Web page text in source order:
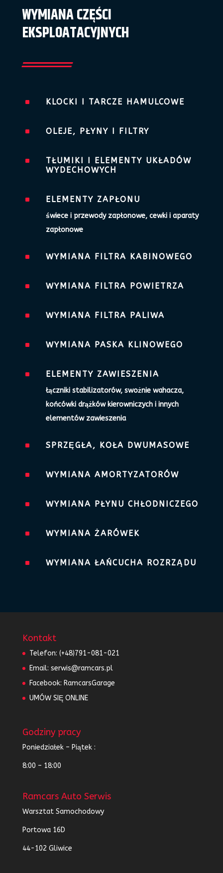
WYMIANA CZĘŚCI
EKSPLOATACYJNYCH
^ KLOCKI I TARCZE HAMULCOWE
^ OLEJE, PŁYNY I FILTRY
^
TŁUMIKI I ELEMENTY UKŁADÓW
WYDECHOWYCH
^ ELEMENTY ZAPŁONU
świece i przewody zapłonowe, cewki i aparaty
zapłonowe
^ WYMIANA FILTRA KABINOWEGO
^ WYMIANA FILTRA POWIETRZA
^ WYMIANA FILTRA PALIWA
^ WYMIANA PASKA KLINOWEGO
^ ELEMENTY ZAWIESZENIA
łączniki stabilizatorów, swożnie wahacza,
końcówki drążków kierowniczych i innych
elementów zawieszenia
^ SPRZĘGŁA, KOŁA DWUMASOWE
^ WYMIANA AMORTYZATORÓW
^ WYMIANA PŁYNU CHŁODNICZEGO
^ WYMIANA ŻARÓWEK
^ WYMIANA ŁAŃCUCHA ROZRZĄDU
Kontakt
Telefon: (+48)791-081-021
Email: serwis@ramcars.pl
Facebook: RamcarsGarage
UMÓW SIĘ ONLINE
Godziny pracy
Poniedziałek – Piątek :
8:00 – 18:00
Ramcars Auto Serwis
Warsztat Samochodowy
Portowa 16D
44-102 Gliwice